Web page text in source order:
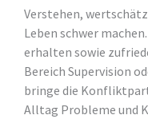
Verstehen,
Leben schwer
erhalten sowie
Bereich Supervision
bringe die
Alltag Probleme und